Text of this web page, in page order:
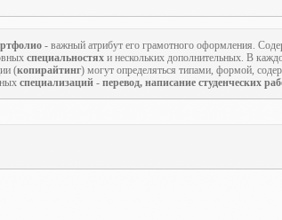
- важный атрибут его грамотного оформления.
специальностях и нескольких дополнительных. В
(копирайтинг) могут определяться типами, формой,
специализаций - перевод, написание студенческих